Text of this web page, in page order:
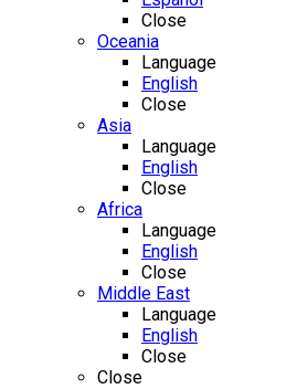
Close
Oceania
Language
English
Close
Asia
Language
English
Close
Africa
Language
English
Close
Middle East
Language
English
Close
Close